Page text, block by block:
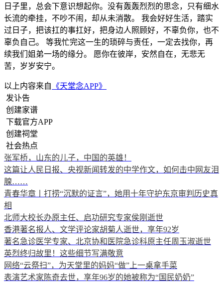
日子里，总会下意识想起你。没有轰轰烈烈的思念，只有细水
长流的牵挂，不吵不闹，却从未消散。 我会好好生活，踏实
过日子，把该扛的事扛好，把身边人照顾好，不辜负你，也不
辜负自己。 等我忙完这一生的琐碎与责任，一定去找你，再
续我们姐弟一场的缘分。 愿你在彼岸，安然自在，无悲无
苦，岁岁安宁。
以上内容来自 《天堂念APP》
发讣告
创建家谱
下载官方APP
创建祠堂
社会热点
张军桥，山东的儿子，中国的英雄！
这篇让人民日报、央视新闻转发的中学作文，如何击中网友泪
腺……
青春华章丨打捞“沉默的证言”，她用十年守护东京审判历史真
相
北师大校长办原主任、启功研究专家侯刚逝世
香港著名报人、文学评论家胡菊人逝世，享年92岁
著名急诊医学专家、北京协和医院急诊科原主任周玉淑逝世
英烈终归故里！这些细节写满敬意
网络“云祭扫”，为天堂里的妈妈“做”上一桌拿手菜
表演艺术家陈奇去世，享年96岁的她被称为“国民奶奶”